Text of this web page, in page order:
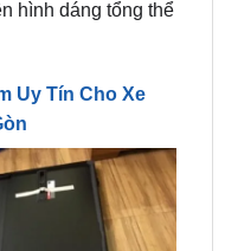
Uy Tín Cho Xe